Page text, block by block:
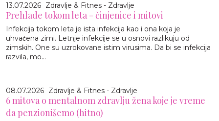
13.07.2026 Zdravlje & Fitnes - Zdravlje
Prehlade tokom leta - činjenice i mitovi
Infekcija tokom leta je ista infekcija kao i ona koja je
uhvaćena zimi. Letnje infekcije se u osnovi razlikuju od
zimskih. One su uzrokovane istim virusima. Da bi se infekcija
razvila, mo...
08.07.2026 Zdravlje & Fitnes - Zdravlje
6 mitova o mentalnom zdravlju žena koje je vreme
da penzionišemo (hitno)